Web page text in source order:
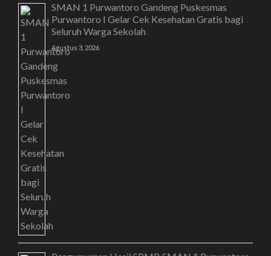
SMAN 1 Purwantoro Gandeng Puskesmas
Purwantoro I Gelar Cek Kesehatan Gratis bagi
Seluruh Warga Sekolah
Agustus 3, 2026